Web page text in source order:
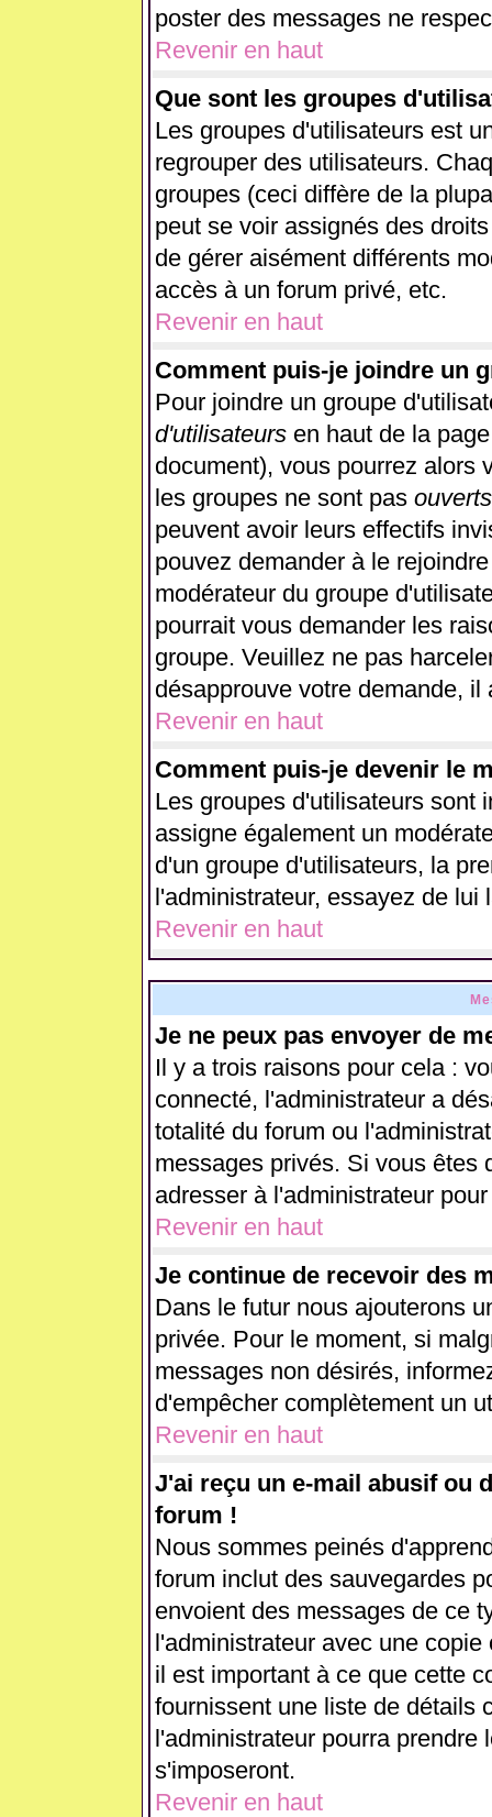
poster des messages ne
Revenir en haut
Que sont les groupes
Les groupes d'utilisateurs est
regrouper des utilisateurs.
groupes (ceci diffère de la
peut se voir assignés des
de gérer aisément différents
accès à un forum privé, etc.
Revenir en haut
Comment puis-je joindre un
Pour joindre un groupe
d'utilisateursen haut de la
document), vous pourrez alors
les groupes ne sont pas ouverts
peuvent avoir leurs effectifs
pouvez demander à le
modérateur du groupe
pourrait vous demander les
groupe. Veuillez ne pas
désapprouve votre demande, il
Revenir en haut
Comment puis-je devenir le
Les groupes d'utilisateurs sont
assigne également un
d'un groupe d'utilisateurs, la
l'administrateur, essayez de lui
Revenir en haut
Je ne peux pas envoyer de
Il y a trois raisons pour cela :
connecté, l'administrateur a
totalité du forum ou
messages privés. Si vous êtes
adresser à l'administrateur
Revenir en haut
Je continue de recevoir des
Dans le futur nous ajouterons
privée. Pour le moment, si
messages non désirés,
d'empêcher complètement un
Revenir en haut
J'ai reçu un e-mail abusif ou
forum !
Nous sommes peinés
forum inclut des sauvegardes
envoient des messages de ce
l'administrateur avec une
il est important à ce que cette
fournissent une liste de détails
l'administrateur pourra prendre
s'imposeront.
Revenir en haut